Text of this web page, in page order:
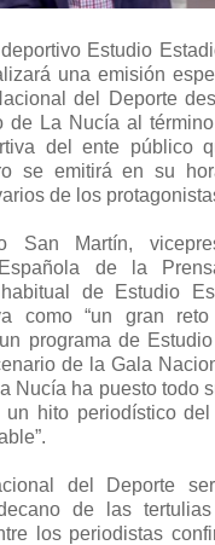
Estudio
una emisión
del Deporte
de La Nucía al
del ente público
se emitirá en su
de los
San Martín,
de la
de Estudio
como “un gran reto
programa de
de la Gala
Nucía ha puesto todo
un hito periodístico
del Deporte
de las
los periodistas